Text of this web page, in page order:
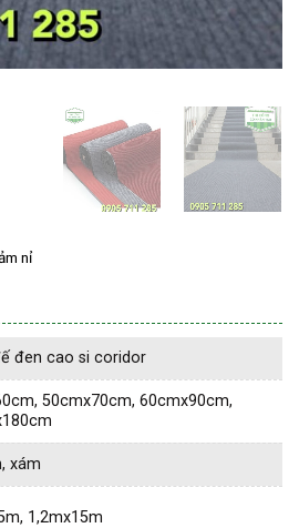
nỉ
đen cao si coridor
50cmx70cm, 60cmx90cm,
xám
1,2mx15m